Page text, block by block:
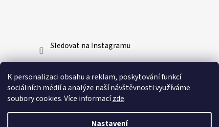
K personalizaci obsahu a reklam, poskytování funkcí
sociálních médií a analýze naší návštěvnosti využíváme
soubory cookies. Více informacízde.
Nastavení
Sledovat na Instagramu
Přijímáme online platby